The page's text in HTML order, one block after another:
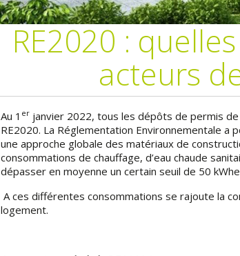
RE2020 :
acteurs
Au 1 erjanvier 2022, tous les dépôts de permis
RE2020. La Réglementation Environnementale a
une approche globale des matériaux de
consommations de chauffage, d’eau chaude
dépasser en moyenne un certain seuil de 50
A ces différentes consommations se rajoute la
logement.